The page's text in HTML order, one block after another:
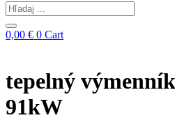
Search
...
0,00 € 0 Cart
tepelný
91kW